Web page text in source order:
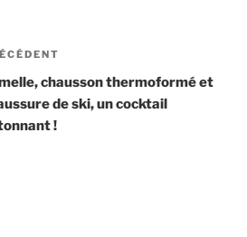
e
b
o
o
o
d
o
n
er
chausson thermoformé et
de ski, un cocktail
!